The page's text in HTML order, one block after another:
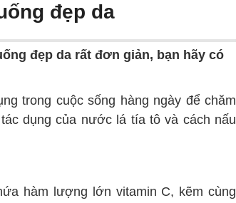
đẹp da
đẹp da rất đơn giản, bạn hãy có
trong cuộc sống hàng ngày để chăm
dụng của nước lá tía tô và cách nấu
hàm lượng lớn vitamin C, kẽm cùng